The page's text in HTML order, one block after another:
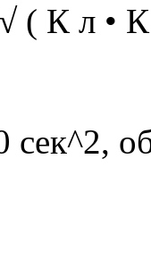
( К л •
сек^2,